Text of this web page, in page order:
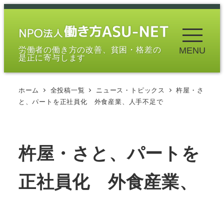
メ
労働者の働き方の改善、貧困・格差の
是正に寄与します
MENU
ホーム 全投稿一覧 ニュース・トピックス
杵屋・さ
と、パートを正社員化 外食産業、人手不足で
杵屋・さと、パートを
正社員化 外食産業、